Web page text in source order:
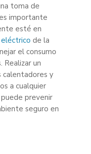
toma de
importante
esté en
eléctrico de la
el consumo
un
calentadores y
a cualquier
prevenir
seguro en